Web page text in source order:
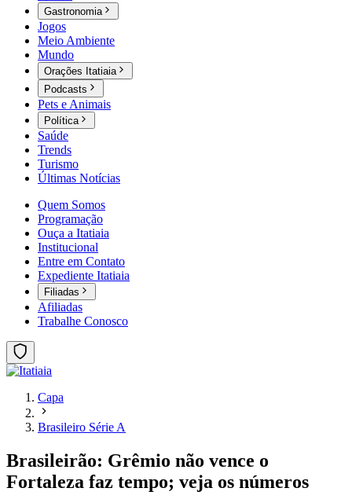
Gastronomia
Jogos
Meio Ambiente
Mundo
Orações Itatiaia
Podcasts
Pets e Animais
Política
Saúde
Trends
Turismo
Últimas Notícias
Quem Somos
Programação
Ouça a Itatiaia
Institucional
Entre em Contato
Expediente Itatiaia
Filiadas
Afiliadas
Trabalhe Conosco
Capa
Brasileiro Série A
Brasileirão: Grêmio não vence o
Fortaleza faz tempo; veja os números